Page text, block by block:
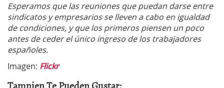
Esperamos que las reuniones que puedan darse entre
sindicatos y empresarios se lleven a cabo en igualdad
de condiciones, y que los primeros piensen un poco
antes de ceder el único ingreso de los trabajadores
españoles.
Imagen: Flickr
Tamnien Te Pueden Gustar: